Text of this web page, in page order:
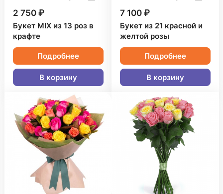
2 750 ₽
Букет MIX из 13 роз в
крафте
Подробнее
В корзину
7 100 ₽
Букет из 21 красной и
желтой розы
Подробнее
В корзину